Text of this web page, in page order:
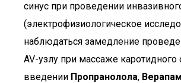
синус при проведении
(электрофизиологическое
наблюдаться замедление
AV-узлу при массаже каротидного
введении Пропранолола,